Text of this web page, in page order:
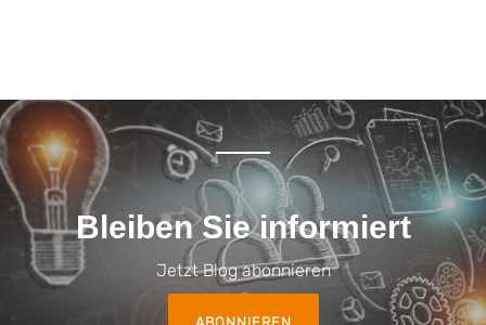
Bleiben Sie informiert
Jetzt Blog abonnieren